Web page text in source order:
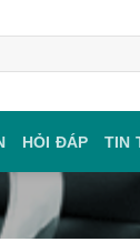
HỎI ĐÁP TIN